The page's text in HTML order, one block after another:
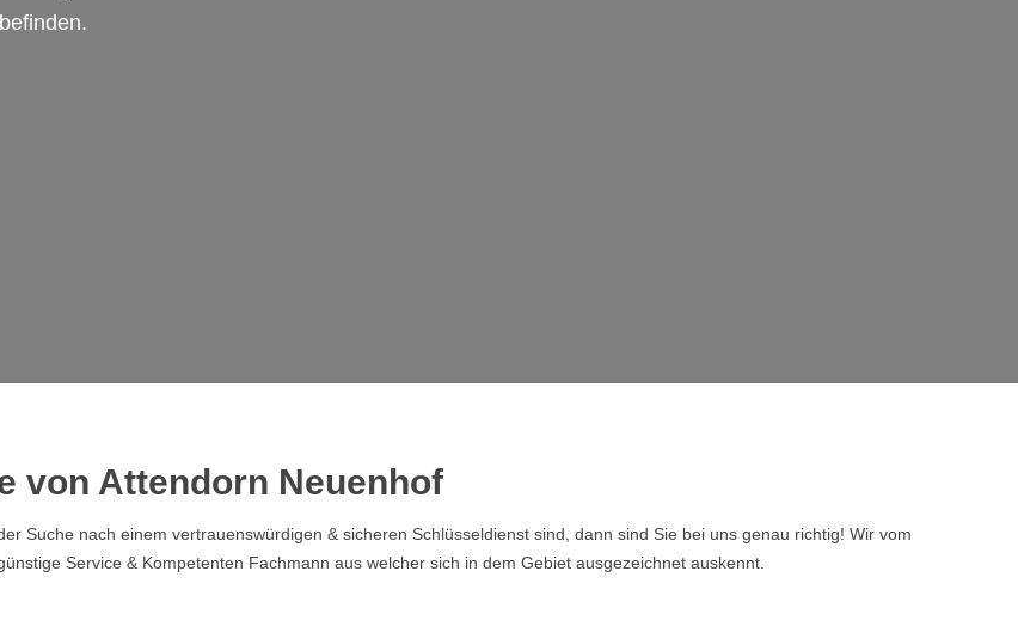
von Attendorn Neuenhof
Suche nach einem vertrauenswürdigen & sicheren Schlüsseldienst sind, dann sind Sie bei uns genau richtig! Wir vom
Service & Kompetenten Fachmann aus welcher sich in dem Gebiet ausgezeichnet auskennt.